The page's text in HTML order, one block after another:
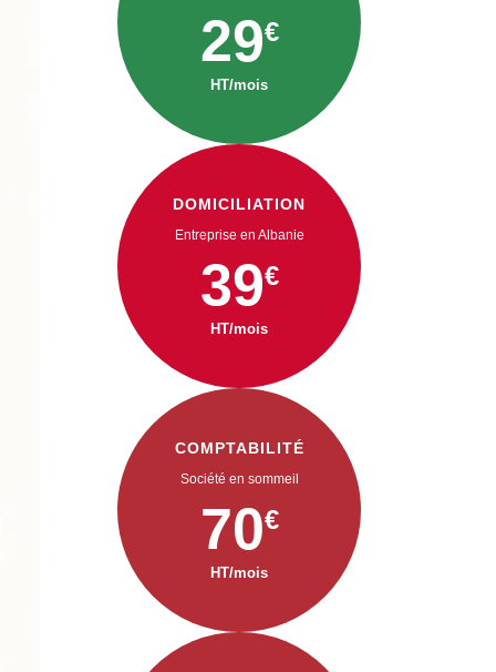
29€
HT/mois
DOMICILIATION
Entreprise en Albanie
39€
HT/mois
COMPTABILITÉ
Société en sommeil
70€
HT/mois